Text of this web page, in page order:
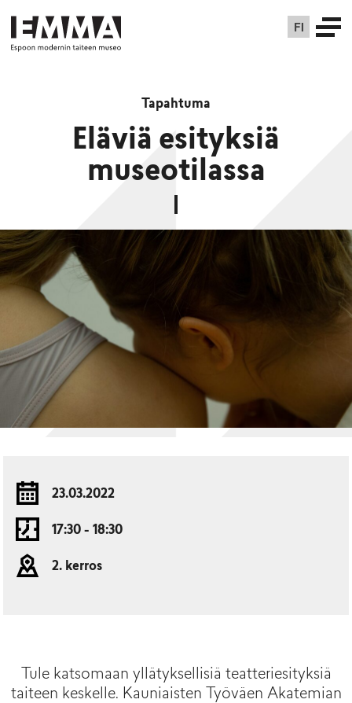
FI
Tapahtuma
Eläviä esityksiä
museotilassa
23.03.2022
17:30 - 18:30
2. kerros
Tule katsomaan yllätyksellisiä teatteriesityksiä
taiteen keskelle. Kauniaisten Työväen Akatemian